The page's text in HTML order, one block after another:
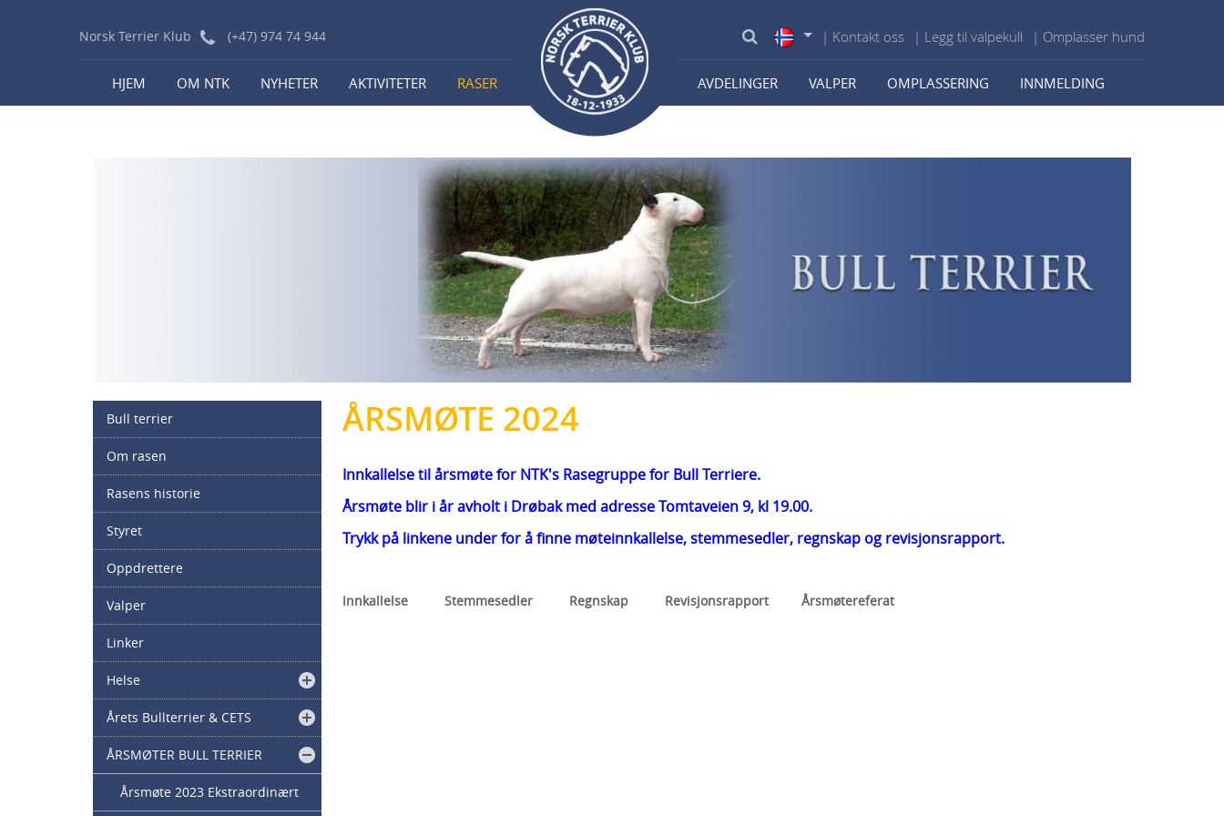
Norsk Terrier Klub (+47) 974 74 944 | Kontakt oss | Legg til valpekull | Omplasser hund
HJEM OM NTK NYHETER AKTIVITETER RASER AVDELINGER VALPER OMPLASSERING INNMELDING
Bull terrier
Om rasen
Rasens historie
Styret
Oppdrettere
Valper
Linker
Helse
Årets Bullterrier & CETS
ÅRSMØTER BULL TERRIER
Årsmøte 2023 Ekstraordinært
ÅRSMØTE 2024
Innkallelse til årsmøte for NTK's Rasegruppe for Bull Terriere.
Årsmøte blir i år avholt i Drøbak med adresse Tomtaveien 9, kl 19.00.
Trykk på linkene under for å finne møteinnkallelse, stemmesedler, regnskap og revisjonsrapport.
Innkallelse Stemmesedler Regnskap Revisjonsrapport Årsmøtereferat